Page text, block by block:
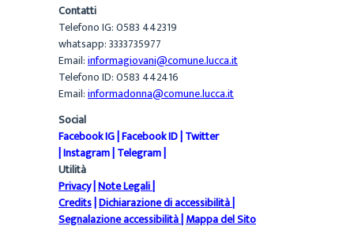
Contatti
Telefono IG: 0583 442319
whatsapp: 3333735977
Email:informagiovani@comune.lucca.it
Telefono ID: 0583 442416
Email:informadonna@comune.lucca.it
Social
Facebook IG|Facebook ID|Twitter
|Instagram|Telegram|
Utilità
Privacy|Note Legali|
Credits|Dichiarazione di accessibilità|
Segnalazione accessibilità|Mappa del Sito